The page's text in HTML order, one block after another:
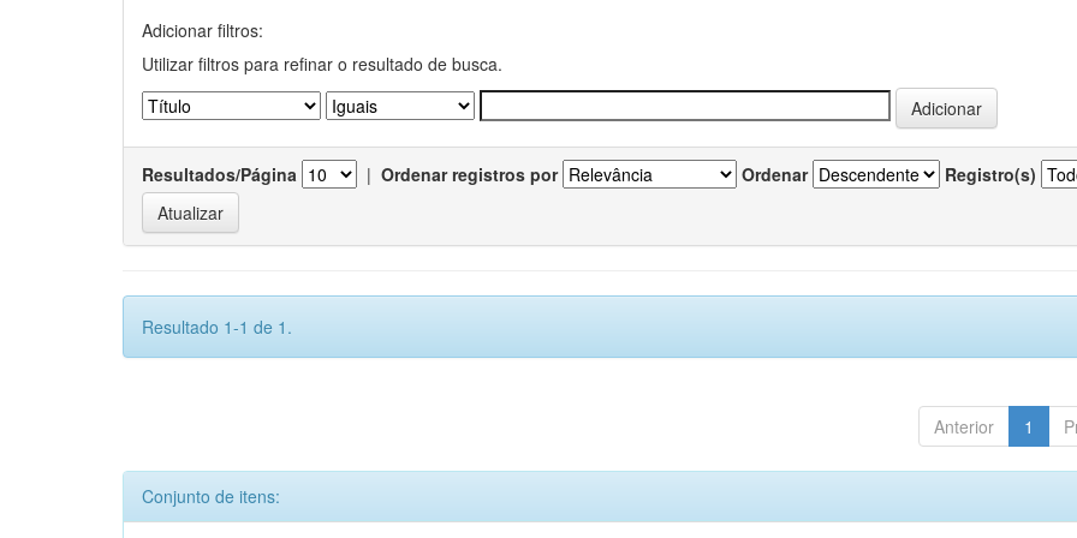
Adicionar filtros:
Utilizar filtros para refinar o resultado de busca.
Resultados/Página | Ordenar registros por Ordenar Registro(s)
Resultado 1-1 de 1.
Anterior 1
Conjunto de itens: